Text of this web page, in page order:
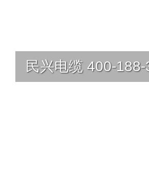
民兴电缆 400-188-